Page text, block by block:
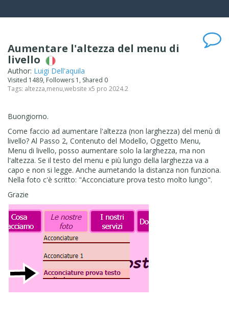
Aumentare l'altezza del menu di
livello
Author: Luigi Dell'aquila
Visited 1489, Followers 1, Shared 0
Tags: altezza,menu,website x5 pro 2024.2
Buongiorno.
Come faccio ad aumentare l'altezza (non larghezza) del menù di
livello? Al Passo 2, Contenuto del Modello, Oggetto Menu,
Menu di livello, posso aumentare solo la larghezza, ma non
l'altezza. Se il testo del menu e più lungo della larghezza va a
capo e non si legge. Anche aumetando la distanza non funziona.
Nella foto c'è scritto: "Acconciature prova testo molto lungo".
Grazie